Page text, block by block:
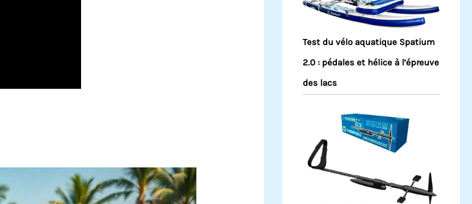
Test du vélo aquatique Spatium
2.0 : pédales et hélice à l’épreuve
des lacs